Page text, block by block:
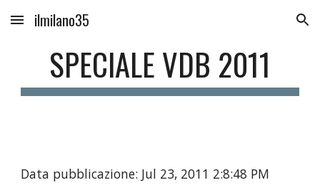
Skip to main content Skip to navigation
ilmilano35
SPECIALE VDB 2011
Data pubblicazione: Jul 23, 2011 2:8:48 PM